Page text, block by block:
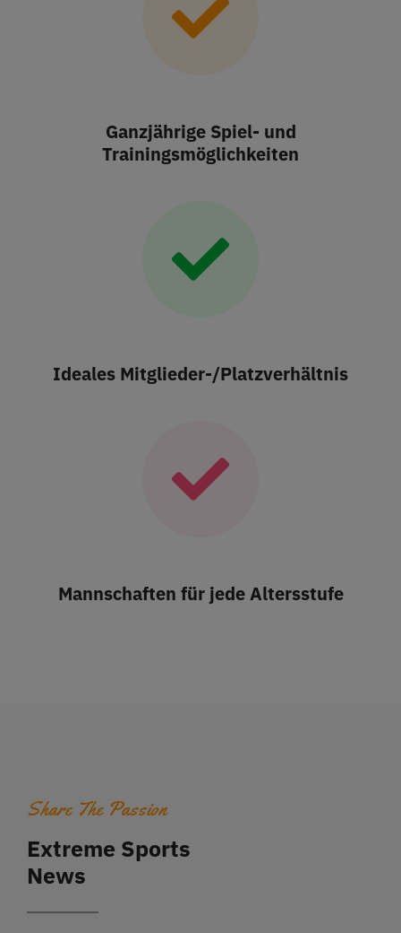
Ganzjährige Spiel- und
Trainingsmöglichkeiten
Ideales Mitglieder-/Platzverhältnis
Mannschaften für jede Altersstufe
Share The Passion
Extreme Sports
News